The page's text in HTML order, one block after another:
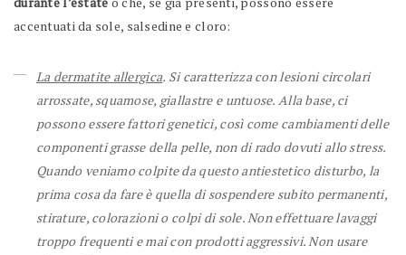
accentuati da sole, salsedine e cloro:
La dermatite allergica. Si caratterizza con lesioni circolari
arrossate, squamose, giallastre e untuose. Alla base, ci
possono essere fattori genetici, così come cambiamenti delle
componenti grasse della pelle, non di rado dovuti allo stress.
Quando veniamo colpite da questo antiestetico disturbo, la
prima cosa da fare è quella di sospendere subito permanenti,
stirature, colorazioni o colpi di sole. Non effettuare lavaggi
troppo frequenti e mai con prodotti aggressivi. Non usare